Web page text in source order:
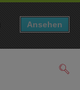
Ansehen